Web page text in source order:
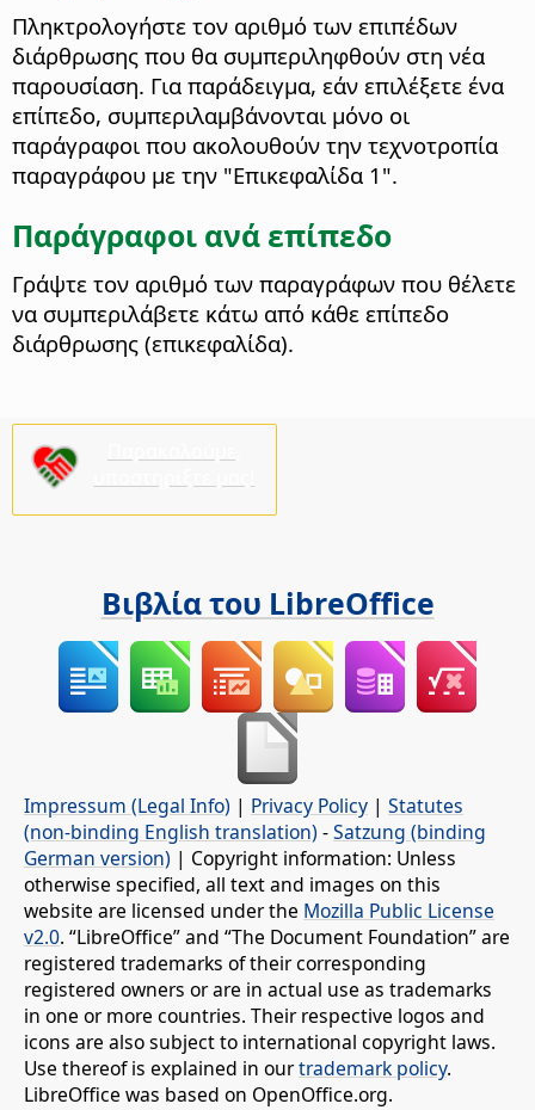
Πληκτρολογήστε τον αριθμό των επιπέδων
διάρθρωσης που θα συμπεριληφθούν στη νέα
παρουσίαση. Για παράδειγμα, εάν επιλέξετε ένα
επίπεδο, συμπεριλαμβάνονται μόνο οι
παράγραφοι που ακολουθούν την τεχνοτροπία
παραγράφου με την "Επικεφαλίδα 1".
Παράγραφοι ανά επίπεδο
Γράψτε τον αριθμό των παραγράφων που θέλετε
να συμπεριλάβετε κάτω από κάθε επίπεδο
διάρθρωσης (επικεφαλίδα).
Βιβλία του LibreOffice
Impressum (Legal Info) | Privacy Policy | Statutes
(non-binding English translation) -Satzung (binding
German version) | Copyright information: Unless
otherwise specified, all text and images on this
website are licensed under the Mozilla Public License
v2.0. “LibreOffice” and “The Document Foundation” are
registered trademarks of their corresponding
registered owners or are in actual use as trademarks
in one or more countries. Their respective logos and
icons are also subject to international copyright laws.
Use thereof is explained in ourtrademark policy.
LibreOffice was based on OpenOffice.org.